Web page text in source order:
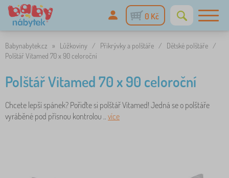
0 Kč
Babynabytek.cz » Lůžkoviny / Přikrývky a polštáře / Dětské polštáře /
Polštář Vitamed 70 x 90 celoroční
Polštář Vitamed 70 x 90 celoroční
Chcete lepší spánek? Pořiďte si polštář Vitamed! Jedná se o polštáře
vyráběné pod přísnou kontrolou .. více